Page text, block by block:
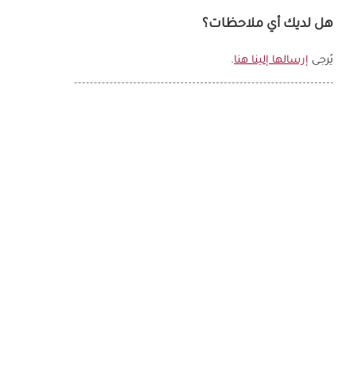
هل لديك أي ملاحظات؟
يُرجى إرسالها إلينا هنا.